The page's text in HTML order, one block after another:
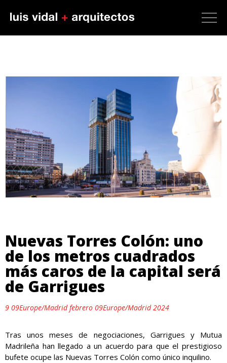
Nuevas Torres Colón: uno
de los metros cuadrados
más caros de la capital será
de Garrigues
9 09Europe/Madrid febrero 09Europe/Madrid 2024
Tras unos meses de negociaciones, Garrigues y Mutua
Madrileña han llegado a un acuerdo para que el prestigioso
bufete ocupe las Nuevas Torres Colón como único inquilino.